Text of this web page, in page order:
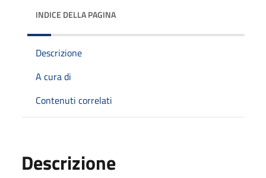
INDICE DELLA PAGINA
Descrizione
A cura di
Contenuti correlati
Descrizione